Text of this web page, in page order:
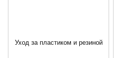
Уход за пластиком и резиной